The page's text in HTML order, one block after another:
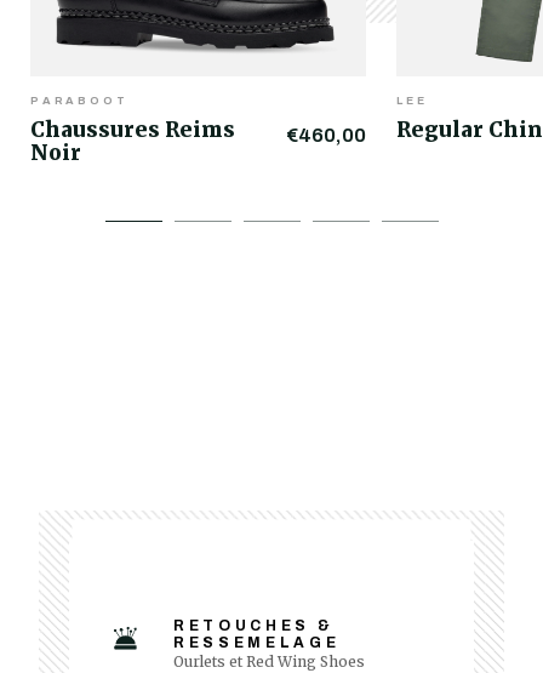
PARABOOT
Chaussures Reims
Noir
€460,00
LEE
Regular
RETOUCHES &
RESSEMELAGE
Ourlets et Red Wing Shoes